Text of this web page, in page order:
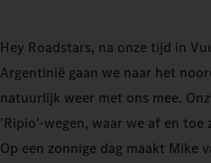
Hey Roadstars, na onze tijd in
Argentinië gaan we naar het
natuurlijk weer met ons mee.
'Ripio'-wegen, waar we af en toe
Op een zonnige dag maakt Mike